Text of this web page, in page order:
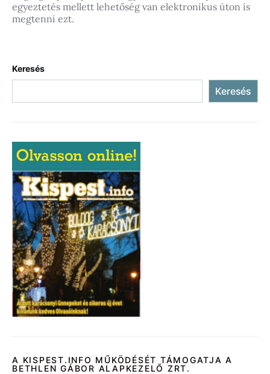
egyeztetés mellett lehetőség van elektronikus úton is
megtenni ezt.
Keresés
Keresés
A KISPEST.INFO MŰKÖDÉSÉT TÁMOGATJA A
BETHLEN GÁBOR ALAPKEZELŐ ZRT.